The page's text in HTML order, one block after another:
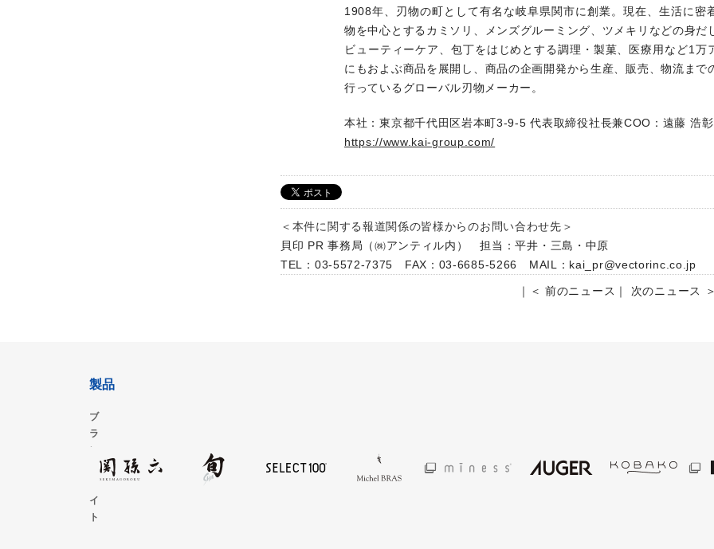
1908年、刃物の町として有名な岐阜県関市に創業。現在、生活に密
物を中心とするカミソリ、メンズグルーミング、ツメキリなどの身だ
ビューティーケア、包丁をはじめとする調理・製菓、医療用など1万
にもおよぶ商品を展開し、商品の企画開発から生産、販売、物流まで
行っているグローバル刃物メーカー。
本社：東京都千代田区岩本町3-9-5代表取締役社長兼COO：遠藤 浩彰
https://www.kai-group.com/
＜本件に関する報道関係の皆様からのお問い合わせ先＞
貝印 PR 事務局（㈱アンティル内） 担当：平井・三島・中原
TEL：03-5572-7375 FAX：03-6685-5266 MAIL：kai_pr@vectorinc.co.jp
｜ ＜ 前のニュース ｜ 次のニュース
製品
ブ
ラ
ン
イ
ト